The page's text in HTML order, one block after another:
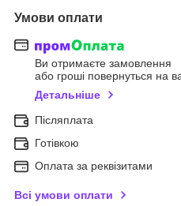
Умови оплати
Ви отримаєте замовлення
або гроші повернуться на
Детальніше
Післяплата
Готівкою
Оплата за реквізитами
Всі умови оплати